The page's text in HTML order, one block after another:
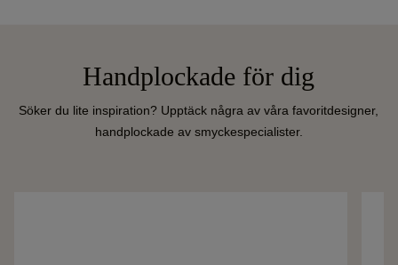
Handplockade för dig
Söker du lite inspiration? Upptäck några av våra favoritdesigner,
handplockade av smyckespecialister.